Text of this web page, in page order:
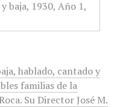
hablado, cantado y
familias de la
Su Director José M.